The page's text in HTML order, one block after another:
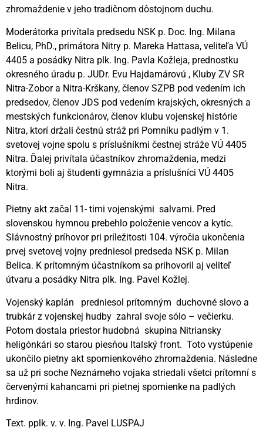
zhromaždenie v jeho tradičnom dôstojnom duchu.
Moderátorka privítala predsedu NSK p. Doc. Ing. Milana
Belicu, PhD., primátora Nitry p. Mareka Hattasa, veliteľa VÚ
4405 a posádky Nitra plk. Ing. Pavla Kožleja, prednostku
okresného úradu p. JUDr. Evu Hajdamárovú , Kluby ZV SR
Nitra-Zobor a Nitra-Krškany, členov SZPB pod vedením ich
predsedov, členov JDS pod vedením krajských, okresných a
mestských funkcionárov, členov klubu vojenskej histórie
Nitra, ktorí držali čestnú stráž pri Pomníku padlým v 1.
svetovej vojne spolu s príslušníkmi čestnej stráže VÚ 4405
Nitra. Ďalej privítala účastníkov zhromaždenia, medzi
ktorými boli aj študenti gymnázia a príslušníci VÚ 4405
Nitra.
Pietny akt začal 11- timi vojenskými salvami. Pred
slovenskou hymnou prebehlo položenie vencov a kytíc.
Slávnostný príhovor pri príležitosti 104. výročia ukončenia
prvej svetovej vojny predniesol predseda NSK p. Milan
Belica. K prítomným účastníkom sa prihovoril aj veliteľ
útvaru a posádky Nitra plk. Ing. Pavel Kožlej.
Vojenský kaplán predniesol prítomným duchovné slovo a
trubkár z vojenskej hudby zahral svoje sólo – večierku.
Potom dostala priestor hudobná skupina Nitriansky
heligónkári so starou piesňou Italský front. Toto vystúpenie
ukončilo pietny akt spomienkového zhromaždenia. Následne
sa už pri soche Neznámeho vojaka striedali všetci prítomní s
červenými kahancami pri pietnej spomienke na padlých
hrdinov.
Text. pplk. v. v. Ing. Pavel LUSPAJ